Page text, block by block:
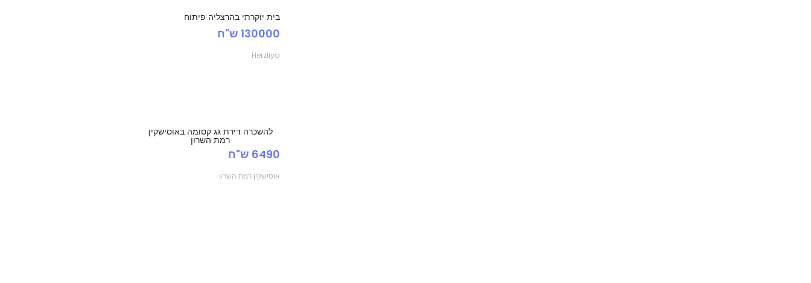
בית יוקרתי בהרצליה פיתוח
130000 ש"ח
Herzliya
להשכרה דירת גג קסומה באוסישקין
רמת השרון
6490 ש"ח
אוסישקין רמת השרון